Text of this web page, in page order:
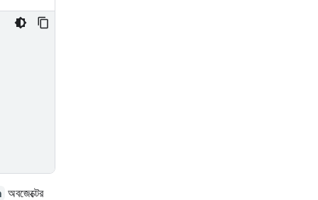
অবজেক্টের